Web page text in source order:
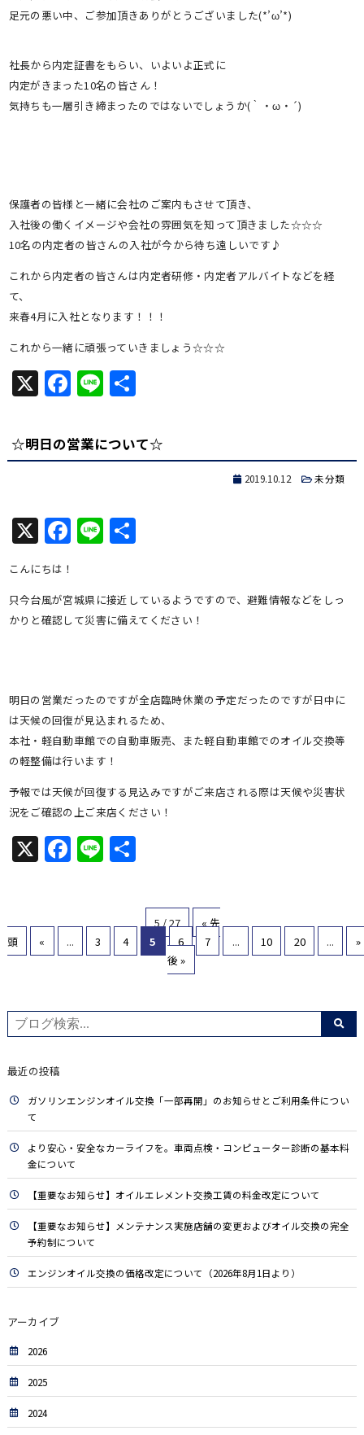
足元の悪い中、ご参加頂きありがとうございました(*’ω’*)
社長から内定証書をもらい、いよいよ正式に
内定がきまった10名の皆さん！
気持ちも一層引き締まったのではないでしょうか(｀・ω・´)
保護者の皆様と一緒に会社のご案内もさせて頂き、
入社後の働くイメージや会社の雰囲気を知って頂きました☆☆☆
10名の内定者の皆さんの入社が今から待ち遠しいです♪
これから内定者の皆さんは内定者研修・内定者アルバイトなどを経
て、
来春4月に入社となります！！！
これから一緒に頑張っていきましょう☆☆☆
X Facebook
Line共
☆明日の営業について☆
2019.10.12 未分類
X Facebook
Line共
こんにちは！
只今台風が宮城県に接近しているようですので、避難情報などをしっ
かりと確認して災害に備えてください！
明日の営業だったのですが全店臨時休業の予定だったのですが日中に
は天候の回復が見込まれるため、
本社・軽自動車館での自動車販売、また軽自動車館でのオイル交換等
の軽整備は行います！
予報では天候が回復する見込みですがご来店される際は天候や災害状
況をご確認の上ご来店ください！
X Facebook
Line共
5 / 27
« 先
頭
« ... 3 4 5 6 7 ... 10 20 ...
»
後 »
最近の投稿
ガソリンエンジンオイル交換「一部再開」のお知らせとご利用条件につい
て
より安心・安全なカーライフを。車両点検・コンピューター診断の基本料
金について
【重要なお知らせ】オイルエレメント交換工賃の料金改定について
【重要なお知らせ】メンテナンス実施店舗の変更およびオイル交換の完全
予約制について
エンジンオイル交換の価格改定について（2026年8月1日より）
アーカイブ
2026
2025
2024